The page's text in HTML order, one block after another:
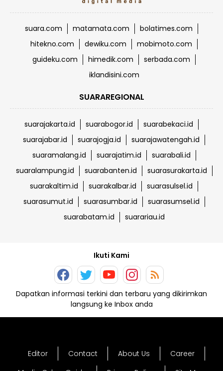
suara.com matamata.com
bolatimes.com
hitekno.com
dewiku.com
mobimoto.com
guideku.com
himedik.com
serbada.com
iklandisini.com
SUARAREGIONAL
suarajakarta.id suarabogor.id
suarabekaci.id
suarajabar.id
suarajogja.id
suarajawatengah.id
suaramalang.id
suarajatim.id
suarabali.id
suaralampung.id
suarabanten.id
suarasurakarta.id
suarakaltim.id
suarakalbar.id
suarasulsel.id
suarasumut.id
suarasumbar.id
suarasumsel.id
suarabatam.id
suarariau.id
Ikuti Kami
Dapatkan informasi terkini dan terbaru yang dikirimkan
langsung ke Inbox anda
Editor Contact About Us
Career